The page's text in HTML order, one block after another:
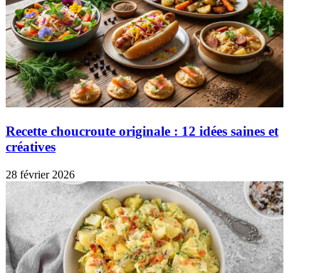
Recette choucroute originale : 12 idées saines et
créatives
28 février 2026